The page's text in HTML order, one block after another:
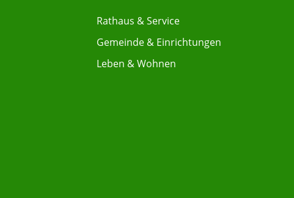
Rathaus & Service
Gemeinde & Einrichtungen
Leben & Wohnen